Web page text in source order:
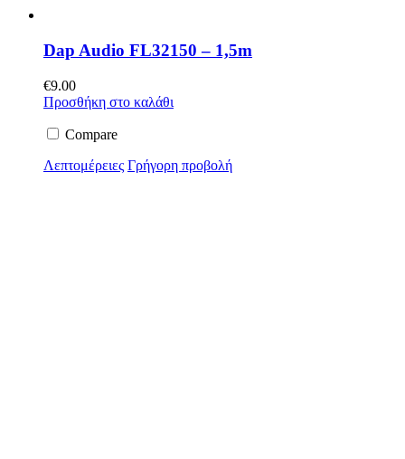
Dap Audio FL32150 – 1,5m
€9.00
Προσθήκη στο καλάθι
Compare
Λεπτομέρειες Γρήγορη προβολή